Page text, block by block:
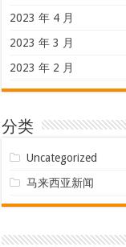
2023 年 4 月
2023 年 3 月
2023 年 2 月
分类
Uncategorized
马来西亚新闻